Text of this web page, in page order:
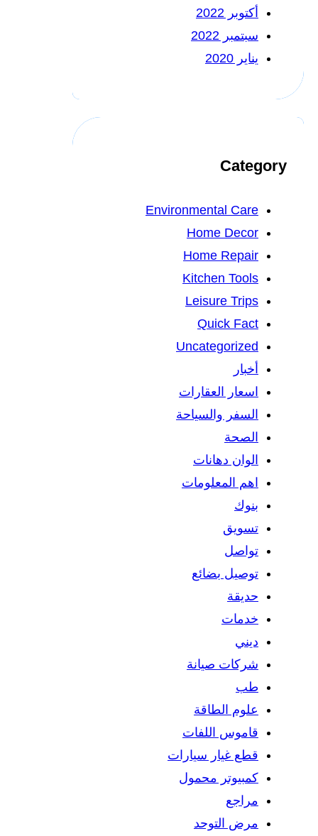
أكتوبر 2022
سبتمبر 2022
يناير 2020
Category
Environmental Care
Home Decor
Home Repair
Kitchen Tools
Leisure Trips
Quick Fact
Uncategorized
أخبار
اسعار العقارات
السفر والسياحة
الصحة
الوان دهانات
اهم المعلومات
بنوك
تسويق
تواصل
توصيل بضائع
حديقة
خدمات
ديني
شركات صيانة
طب
علوم الطاقة
قاموس اللفات
قطع غيار سيارات
كمبيوتر محمول
مراجع
مرض التوحد